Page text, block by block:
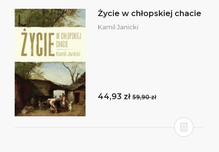
Życie w chłopskiej chacie
Kamil Janicki
44,93 zł 59,90 zł